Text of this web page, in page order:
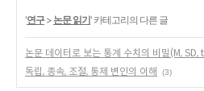
'연구> 논문 읽기' 카테고리의 다른 글
논문 데이터로 보는 통계 수치의 비밀(M, SD,
독립, 종속, 조절, 통제 변인의 이해 (3)